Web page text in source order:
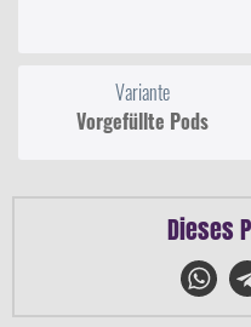
Variante
Vorgefüllte Pods
Dieses